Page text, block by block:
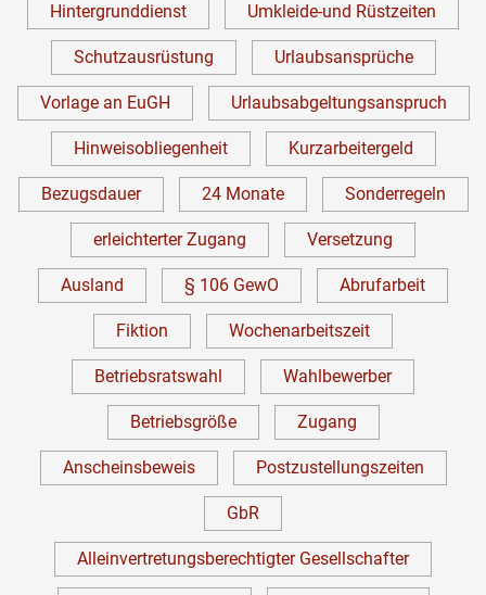
Hintergrunddienst Umkleide-und Rüstzeiten
Schutzausrüstung Urlaubsansprüche
Vorlage an EuGH Urlaubsabgeltungsanspruch
Hinweisobliegenheit Kurzarbeitergeld
Bezugsdauer 24 Monate Sonderregeln
erleichterter Zugang Versetzung
Ausland § 106 GewO Abrufarbeit
Fiktion Wochenarbeitszeit
Betriebsratswahl Wahlbewerber
Betriebsgröße Zugang
Anscheinsbeweis Postzustellungszeiten
GbR
Alleinvertretungsberechtigter Gesellschafter